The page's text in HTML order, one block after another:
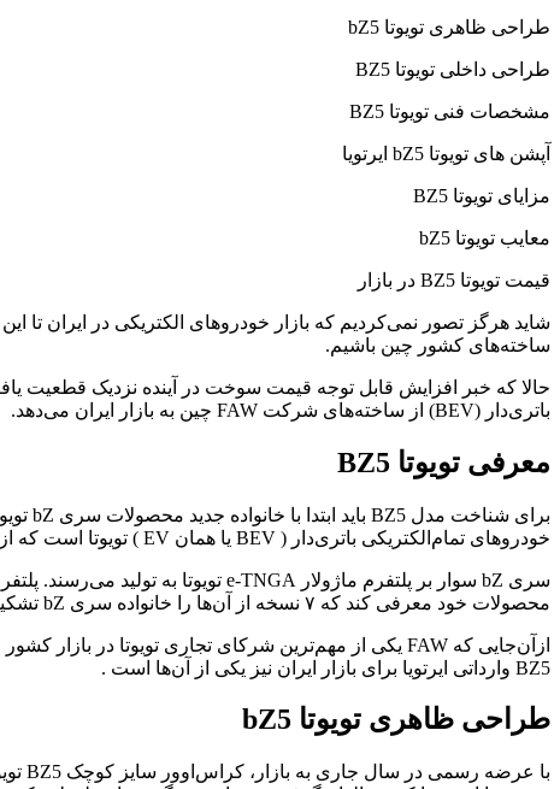
طراحی ظاهری تویوتا bZ5
طراحی داخلی تویوتا BZ5
مشخصات فنی تویوتا BZ5
آپشن های تویوتا bZ5 ایرتویا
مزایای تویوتا BZ5
معایب تویوتا bZ5
قیمت تویوتا BZ5 در بازار
شاید هرگز تصور نمی‌کردیم که بازار خودروهای الکتریکی در ایران تا
ساخته‌های کشور چین باشیم.
باتری‌دار (BEV) از ساخته‌های شرکت FAW چین به بازار ایران می‌دهد.
معرفی تویوتا BZ5
خودروهای تمام‌الکتریکی باتری‌دار ( BEV یا همان EV ) تویوتا است که از سال ۲۰۲۱ و با مدل مفهومی تویوتا bZ4X به بازار بین‌الملل معرفی شد.
محصولات خود معرفی کند که ۷ نسخه از آن‌ها را خانواده سری bZ تشکیل خواهند داد.
BZ5 وارداتی ایرتویا برای بازار ایران نیز یکی از آن‌ها است .
طراحی ظاهری تویوتا bZ5